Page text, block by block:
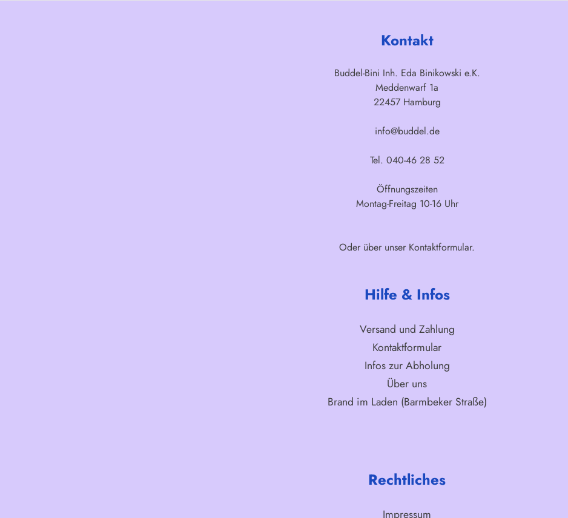
Kontakt
Buddel-Bini Inh. Eda Binikowski e.K.
Meddenwarf 1a
22457 Hamburg
info@buddel.de
Tel. 040-46 28 52
Öffnungszeiten
Montag-Freitag 10-16 Uhr
Oder über unser Kontaktformular.
Hilfe & Infos
Versand und Zahlung
Kontaktformular
Infos zur Abholung
Über uns
Brand im Laden (Barmbeker Straße)
Rechtliches
Impressum